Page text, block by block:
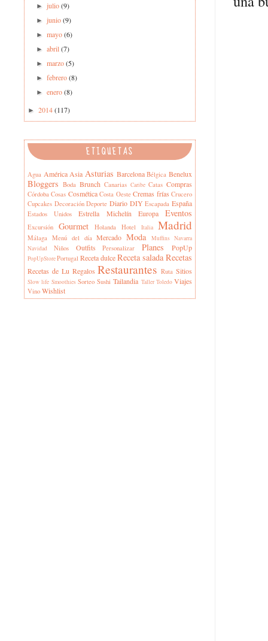
►julio(9)
►junio(9)
►mayo(6)
►abril(7)
►marzo(5)
►febrero(8)
►enero(8)
► 2014(117)
ETIQUETAS
Agua América Asia Asturias Barcelona Bélgica Benelux
Bloggers Boda Brunch Canarias Caribe Catas Compras
Córdoba Cosas Cosmética Costa Oeste Cremas frías Crucero
Cupcakes Decoración Deporte Diario DIY Escapada España
Estados Unidos Estrella Michelín Europa Eventos
Excursión Gourmet Holanda Hotel Italia Madrid
Málaga Menú del día Mercado Moda Muffins Navarra
Navidad
Niños Outfits Personalizar Planes PopUp
PopUpStorePortugal Receta dulceReceta salada Recetas
Recetas de Lu Regalos Restaurantes Ruta Sitios
Slow life Smoothies Sorteo Sushi Tailandia Taller Toledo Viajes
Vino Wishlist